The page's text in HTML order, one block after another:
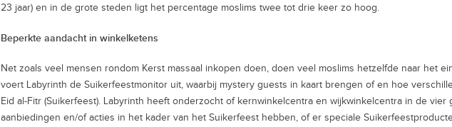
23 jaar) en in de grote steden ligt het percentage moslims twee tot drie keer zo hoog.
Beperkte aandacht in winkelketens
Net zoals veel mensen rondom Kerst massaal inkopen doen, doen veel moslims hetzelfde naar het
voert Labyrinth de Suikerfeestmonitor uit, waarbij mystery guests in kaart brengen of en hoe
Eid al-Fitr (Suikerfeest). Labyrinth heeft onderzocht of kernwinkelcentra en wijkwinkelcentra in de
aanbiedingen en/of acties in het kader van het Suikerfeest hebben, of er speciale